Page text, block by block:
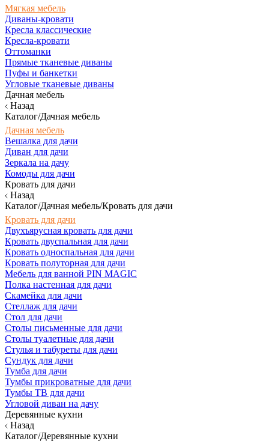
Мягкая мебель
Диваны-кровати
Кресла классические
Кресла-кровати
Оттоманки
Прямые тканевые диваны
Пуфы и банкетки
Угловые тканевые диваны
Дачная мебель
Назад
Каталог/Дачная мебель
Дачная мебель
Вешалка для дачи
Диван для дачи
Зеркала на дачу
Комоды для дачи
Кровать для дачи
Назад
Каталог/Дачная мебель/Кровать для дачи
Кровать для дачи
Двухъярусная кровать для дачи
Кровать двуспальная для дачи
Кровать односпальная для дачи
Кровать полуторная для дачи
Мебель для ванной PIN MAGIC
Полка настенная для дачи
Скамейка для дачи
Стеллаж для дачи
Стол для дачи
Столы письменные для дачи
Столы туалетные для дачи
Стулья и табуреты для дачи
Сундук для дачи
Тумба для дачи
Тумбы прикроватные для дачи
Тумбы ТВ для дачи
Угловой диван на дачу
Деревянные кухни
Назад
Каталог/Деревянные кухни